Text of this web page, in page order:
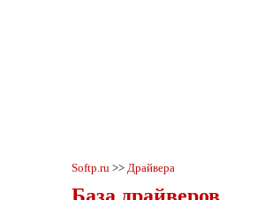
Softp.ru >> Драйвера